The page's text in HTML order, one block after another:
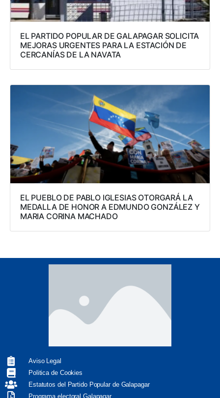
EL PARTIDO POPULAR DE GALAPAGAR SOLICITA
MEJORAS URGENTES PARA LA ESTACIÓN DE
CERCANÍAS DE LA NAVATA
EL PUEBLO DE PABLO IGLESIAS OTORGARÁ LA
MEDALLA DE HONOR A EDMUNDO GONZÁLEZ Y
MARIA CORINA MACHADO
Aviso Legal
Politica de Cookies
Estatutos del Partido Popular de Galapagar
Programa electoral Galapagar